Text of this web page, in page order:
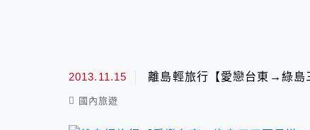
2013.11.15 離島輕旅行【愛戀台東→綠島
國內旅遊